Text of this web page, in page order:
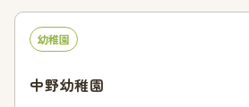
幼稚園
中野幼稚園